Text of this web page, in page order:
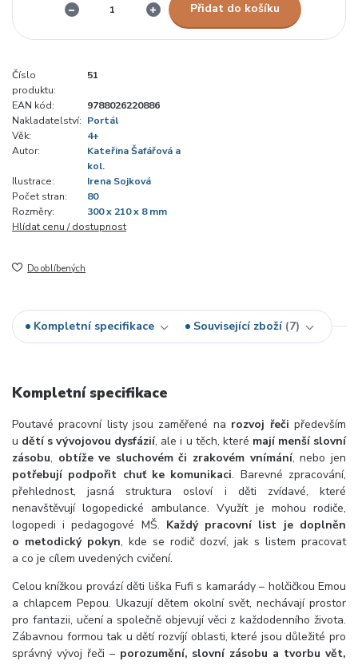
Přidat do košíku
Číslo
produktu:
51
EAN kód:
9788026220886
Nakladatelství: Portál
Věk:
4+
Autor:
Kateřina Šafářová a
kol.
Ilustrace:
Irena Sojková
Počet stran:
80
Rozměry:
300 x 210 x 8 mm
Hlídat cenu / dostupnost
Do oblíbených
Kompletní specifikace Související zboží 7
Kompletní specifikace
Poutavé pracovní listy jsou zaměřené na rozvoj řeči především
u dětí s vývojovou dysfázií, ale i u těch, které mají menší slovní
zásobu, obtíže ve sluchovém či zrakovém vnímání, nebo jen
potřebují podpořit chuť ke komunikaci. Barevné zpracování,
přehlednost, jasná struktura osloví i děti zvídavé, které
nenavštěvují logopedické ambulance. Využít je mohou rodiče,
logopedi i pedagogové MŠ. Každý pracovní list je doplněn
o metodický pokyn, kde se rodič dozví, jak s listem pracovat
a co je cílem uvedených cvičení.
Celou knížkou provází děti liška Fufi s kamarády – holčičkou Emou
a chlapcem Pepou. Ukazují dětem okolní svět, nechávají prostor
pro fantazii, učení a společně objevují věci z každodenního života.
Zábavnou formou tak u dětí rozvíjí oblasti, které jsou důležité pro
správný vývoj řeči – porozumění, slovní zásobu a tvorbu vět,